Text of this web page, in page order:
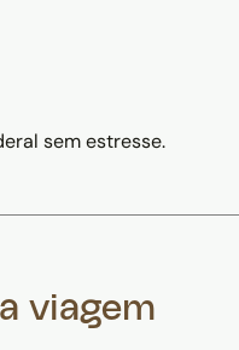
sem estresse.
viagem